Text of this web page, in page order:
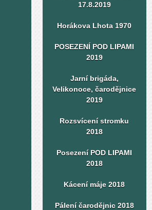
17.8.2019
Horákova Lhota 1970
POSEZENÍ POD LIPAMI
2019
Jarní brigáda,
Velikonoce, čarodějnice
2019
Rozsvícení stromku
2018
Posezení POD LIPAMI
2018
Kácení máje 2018
Pálení čarodějnic 2018